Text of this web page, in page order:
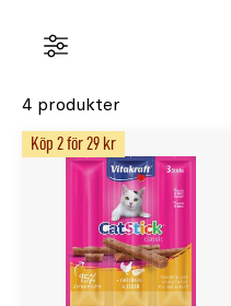
4 produkter
Köp 2 för 29 kr